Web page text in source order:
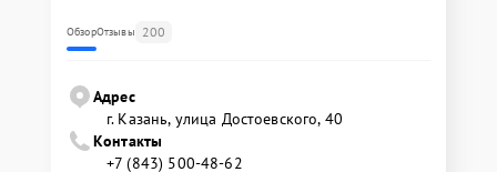
ОбзорОтзывы 200
Адрес
г. Казань, улица Достоевского, 40
Контакты
+7 (843) 500-48-62